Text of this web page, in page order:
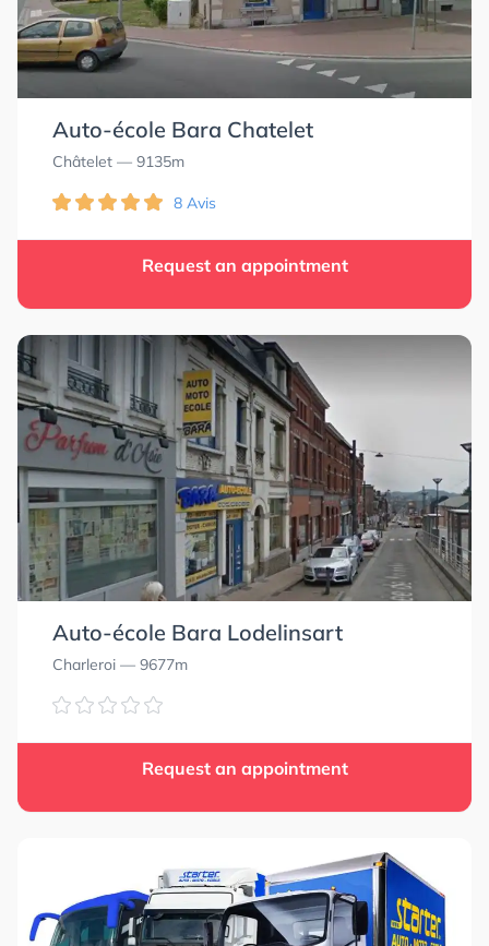
Auto-école Bara Chatelet
Châtelet — 9135m
8 Avis
Request an appointment
Auto-école Bara Lodelinsart
Charleroi — 9677m
Request an appointment
4.9
4.9